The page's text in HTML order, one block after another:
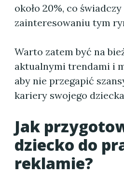
około 20%, co
zainteresowaniu tym
Warto zatem być na
aktualnymi trendami i
aby nie przegapić
kariery swojego
Jak
dziecko do
reklamie?